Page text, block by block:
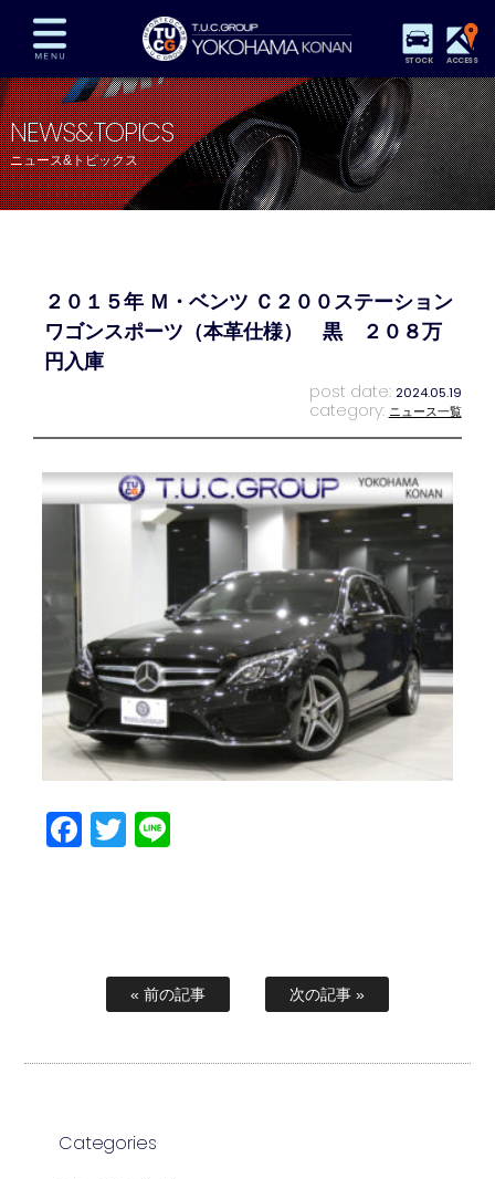
STOCK ACCESS
在庫車両情報 保証&サービス パーツリスト
TUCとは？ 店舗情報 アクセスマップ
全国納車 特別作業 注文販売
プライバシーポリシー スタッフblog 納車blog
NEWS&TOPICS
ニュース&トピックス
２０１５年 Ｍ・ベンツ Ｃ２００ステーション
ワゴンスポーツ（本革仕様） 黒 ２０８万
円入庫
post date: 2024.05.19
category: ニュース一覧
Facebook
Twitter
« 前の記事 次の記事 »
Categories